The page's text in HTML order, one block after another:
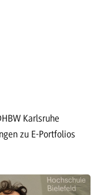
Karlsruhe
zu E-Portfolios